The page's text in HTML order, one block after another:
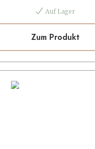
Auf Lager
Zum Produkt